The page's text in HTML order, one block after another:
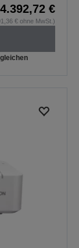
4.392,72 €
€ ohne MwSt.)